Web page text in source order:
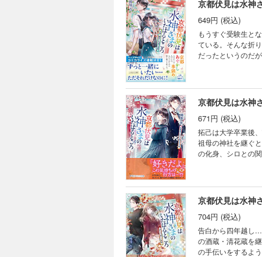
京都伏見は水神
649円 (税込)
もうすぐ受験生と
ている。そんな折
だったというのだ
京都伏見は水神
671円 (税込)
拓己は大学卒業後
祖母の神社を継ぐ
の化身、シロとの
京都伏見は水神
704円 (税込)
告白から四年越し
の酒蔵・清花蔵を
の手伝いをするよ